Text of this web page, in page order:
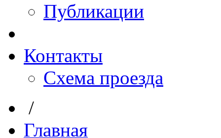
Публикации
Контакты
Схема проезда
/
Главная